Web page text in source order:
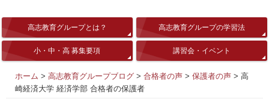
高志教育グループとは？ 高志教育グループの学習法
小・中・高 募集要項 講習会・イベント
ホーム > 高志教育グループブログ > 合格者の声 > 保護者の声 > 高
崎経済大学 経済学部 合格者の保護者